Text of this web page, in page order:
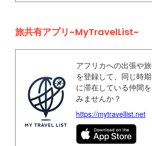
旅共有アプリ~MyTravelList~
アフリカへの出張や
を登録して、同じ時
に滞在している仲間
みませんか？
https://mytravellist.net